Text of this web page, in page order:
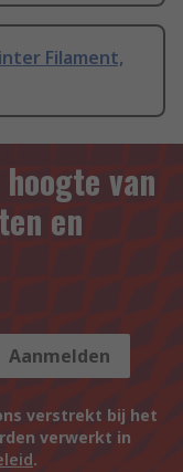
Filament,
van
en
Aanmelden
verstrekt bij het
verwerkt in
.